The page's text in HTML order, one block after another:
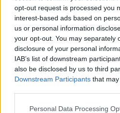
opt-out request is processed you
interest-based ads based on
us or personal information
your opt-out. You may separately
disclosure of your personal
IAB’s list of downstream
also be disclosed by us to third
Downstream Participants that
Personal Data Processing
produttori
Grande esodo estivo,
rosso
La ginnastica artistica
Genitori Renzi, procura
“Treni, la Regione
Addio Valeriano, il